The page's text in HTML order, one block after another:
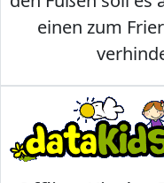
einen zum